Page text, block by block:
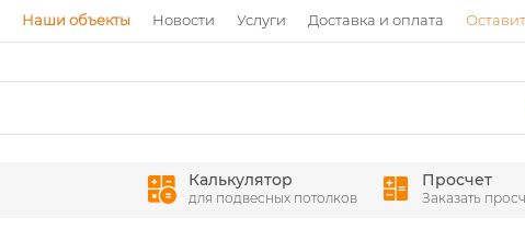
Наши объекты Новости Услуги Доставка и оплата
Калькулятор
для подвесных потолков
Просчет
Заказать